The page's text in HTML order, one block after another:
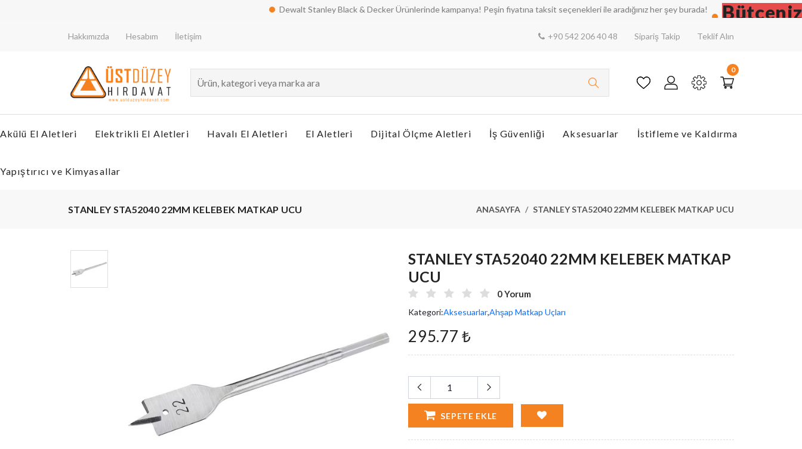
Dewalt Stanley Black & Decker Ürünlerinde kampanya! Peşin fiyatına taksit seçenekleri ile aradığınız her şey burada! Bütçenizi
Hakkımızda Hesabım İletişim +90 542 206 40 48 Sipariş Takip Teklif Alın
0
Akülü El Aletleri Elektrikli El Aletleri Havalı El Aletleri El Aletleri Dijital Ölçme Aletleri İş Güvenliği Aksesuarlar İstifleme ve Kaldırma
Yapıştırıcı ve Kimyasallar
STANLEY STA52040 22MM KELEBEK MATKAP UCU ANASAYFA STANLEY STA52040 22MM KELEBEK MATKAP UCU
STANLEY STA52040 22MM KELEBEK MATKAP
UCU
0 Yorum
Kategori:Aksesuarlar,Ahşap Matkap Uçları
295.77 ₺
SEPETE EKLE